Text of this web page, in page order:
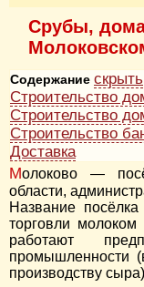
Срубы,
Содержание скрыть
Строительство
Строительство
Строительство
Доставка
Молоково — посёлок городского типа в Тверской
области,
Название
торговли
работают
промышленности
производству